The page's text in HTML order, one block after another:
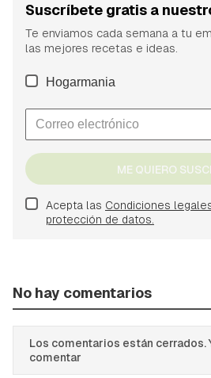
Suscríbete gratis a
Te enviamos cada semana a tu
las mejores recetas e ideas.
Hogarmania
ME QUIERO
Acepta las Condiciones
protección de datos.
No hay comentarios
Los comentarios están cerrados.
comentar